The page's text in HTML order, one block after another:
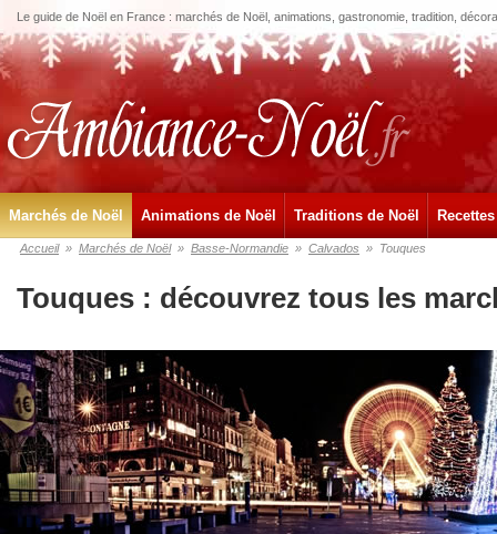
Le guide de Noël en France : marchés de Noël, animations, gastronomie, tradition,
Marchés de Noël Animations de Noël Traditions de Noël
Accueil » Marchés de Noël » Basse-Normandie » Calvados » Touques
Touques : découvrez tous les